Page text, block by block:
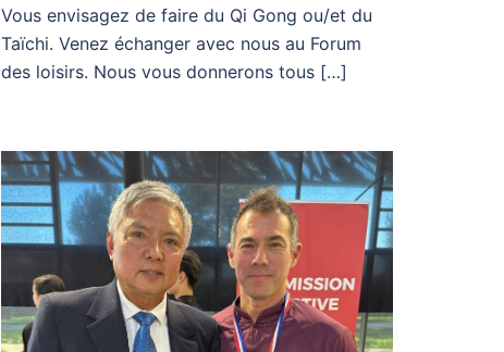
Vous envisagez de faire du Qi Gong ou/et du
Taïchi. Venez échanger avec nous au Forum
des loisirs. Nous vous donnerons tous […]